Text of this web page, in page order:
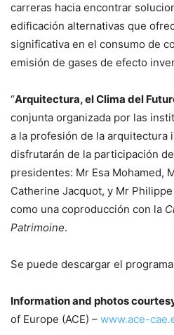
carreras hacia encontrar
edificación alternativas que
significativa en el consumo de
emisión de gases de efecto
“Arquitectura, el Clima del
conjunta organizada por las
a la profesión de la arquitectura
disfrutarán de la participación
presidentes: Mr Esa Mohamed,
Catherine Jacquot, y Mr
como una coproducción con la
Patrimoine.
Se puede descargar el
Information and photos
of Europe (ACE) – www.ace-